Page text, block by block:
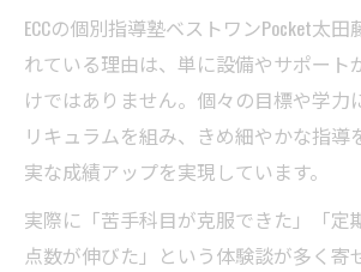
ECCの個別指導塾ベストワンPocket太
れている理由は、単に設備やサポート
けではありません。個々の目標や学力
リキュラムを組み、きめ細やかな指導
実な成績アップを実現しています。
実際に「苦手科目が克服できた」「定
点数が伸びた」という体験談が多く寄